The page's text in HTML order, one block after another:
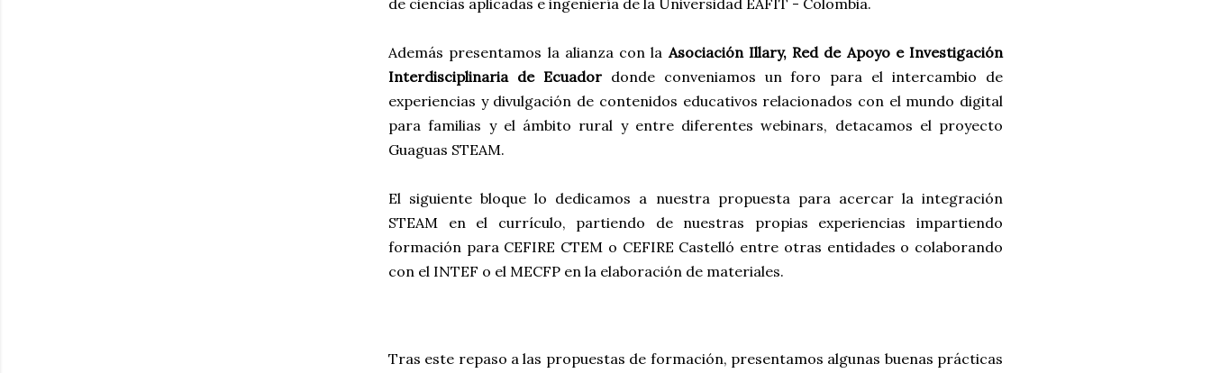
de ciencias aplicadas e ingeniería de la Universidad EAFIT - Colombia.
Además presentamos la alianza con laAsociación Illary, Red de Apoyo e Investigación
Interdisciplinaria de Ecuadordonde conveniamos un foro para el intercambio de
experiencias y divulgación de contenidos educativos relacionados con el mundo digital
para familias y el ámbito rural y entre diferentes webinars, detacamos el proyecto
Guaguas STEAM.
El siguiente bloque lo dedicamos a nuestra propuesta para acercar la integración
STEAM en el currículo, partiendo de nuestras propias experiencias impartiendo
formación para CEFIRE CTEM o CEFIRE Castelló entre otras entidades o colaborando
con el INTEF o el MECFP en la elaboración de materiales.
Tras este repaso a las propuestas de formación, presentamos algunas buenas prácticas